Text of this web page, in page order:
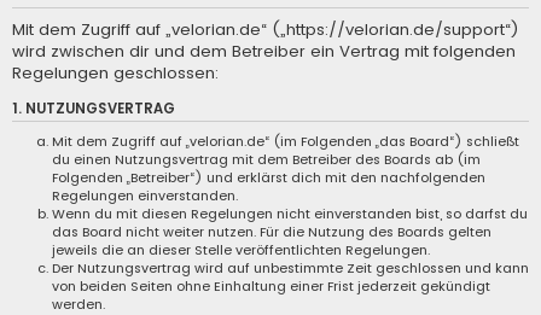
Mit dem Zugriff auf „velorian.de“ („https://velorian.de/support“)
wird zwischen dir und dem Betreiber ein Vertrag mit folgenden
Regelungen geschlossen:
1. NUTZUNGSVERTRAG
Mit dem Zugriff auf „velorian.de“ (im Folgenden „das Board“) schließt
du einen Nutzungsvertrag mit dem Betreiber des Boards ab (im
Folgenden „Betreiber“) und erklärst dich mit den nachfolgenden
Regelungen einverstanden.
Wenn du mit diesen Regelungen nicht einverstanden bist, so darfst du
das Board nicht weiter nutzen. Für die Nutzung des Boards gelten
jeweils die an dieser Stelle veröffentlichten Regelungen.
Der Nutzungsvertrag wird auf unbestimmte Zeit geschlossen und kann
von beiden Seiten ohne Einhaltung einer Frist jederzeit gekündigt
werden.